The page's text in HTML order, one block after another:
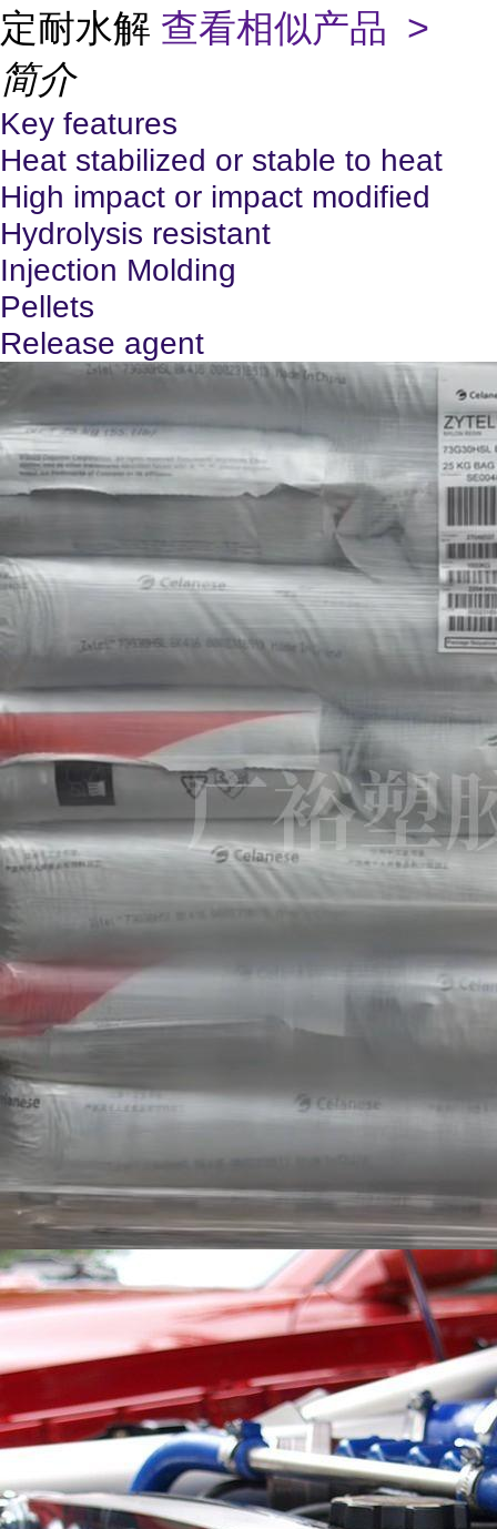
定耐水解 查看相似产品 >
简介
Key features
Heat stabilized or stable to heat
High impact or impact modified
Hydrolysis resistant
Injection Molding
Pellets
Release agent